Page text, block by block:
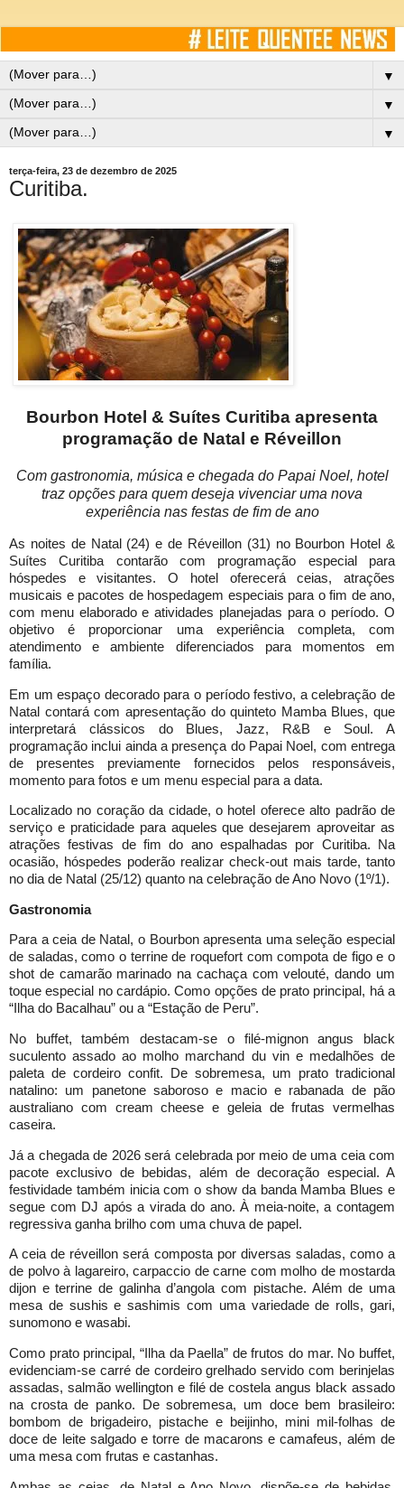
▼
▼
▼
terça-feira, 23 de dezembro de 2025
Curitiba.
Bourbon Hotel & Suítes Curitiba apresenta
programação de Natal e Réveillon
Com gastronomia, música e chegada do Papai Noel, hotel
traz opções para quem deseja vivenciar uma nova
experiência nas festas de fim de ano
As noites de Natal (24) e de Réveillon (31) no Bourbon Hotel &
Suítes Curitiba contarão com programação especial para
hóspedes e visitantes. O hotel oferecerá ceias, atrações
musicais e pacotes de hospedagem especiais para o fim de ano,
com menu elaborado e atividades planejadas para o período. O
objetivo é proporcionar uma experiência completa, com
atendimento e ambiente diferenciados para momentos em
família.
Em um espaço decorado para o período festivo, a celebração de
Natal contará com apresentação do quinteto Mamba Blues, que
interpretará clássicos do Blues, Jazz, R&B e Soul. A
programação inclui ainda a presença do Papai Noel, com entrega
de presentes previamente fornecidos pelos responsáveis,
momento para fotos e um menu especial para a data.
Localizado no coração da cidade, o hotel oferece alto padrão de
serviço e praticidade para aqueles que desejarem aproveitar as
atrações festivas de fim do ano espalhadas por Curitiba. Na
ocasião, hóspedes poderão realizar check-out mais tarde, tanto
no dia de Natal (25/12) quanto na celebração de Ano Novo (1º/1).
Gastronomia
Para a ceia de Natal, o Bourbon apresenta uma seleção especial
de saladas, como o terrine de roquefort com compota de figo e o
shot de camarão marinado na cachaça com velouté, dando um
toque especial no cardápio. Como opções de prato principal, há a
“Ilha do Bacalhau” ou a “Estação de Peru”.
No buffet, também destacam-se o filé-mignon angus black
suculento assado ao molho marchand du vin e medalhões de
paleta de cordeiro confit. De sobremesa, um prato tradicional
natalino: um panetone saboroso e macio e rabanada de pão
australiano com cream cheese e geleia de frutas vermelhas
caseira.
Já a chegada de 2026 será celebrada por meio de uma ceia com
pacote exclusivo de bebidas, além de decoração especial. A
festividade também inicia com o show da banda Mamba Blues e
segue com DJ após a virada do ano. À meia-noite, a contagem
regressiva ganha brilho com uma chuva de papel.
A ceia de réveillon será composta por diversas saladas, como a
de polvo à lagareiro, carpaccio de carne com molho de mostarda
dijon e terrine de galinha d’angola com pistache. Além de uma
mesa de sushis e sashimis com uma variedade de rolls, gari,
sunomono e wasabi.
Como prato principal, “Ilha da Paella” de frutos do mar. No buffet,
evidenciam-se carré de cordeiro grelhado servido com berinjelas
assadas, salmão wellington e filé de costela angus black assado
na crosta de panko. De sobremesa, um doce bem brasileiro:
bombom de brigadeiro, pistache e beijinho, mini mil-folhas de
doce de leite salgado e torre de macarons e camafeus, além de
uma mesa com frutas e castanhas.